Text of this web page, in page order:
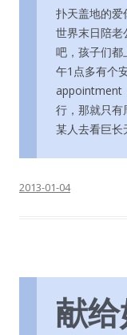
扑天盖地的爱
世界末日陪老
吧，孩子们都
午1点多有个
appointment
行，那就只有
某人去看巨
2013-01-04
献